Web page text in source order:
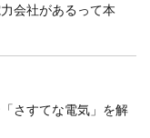
会社があるって本
さすてな電気」を解